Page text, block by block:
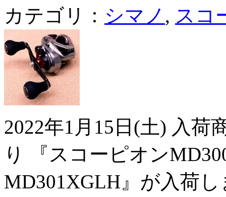
カテゴリ： シマノ , スコ
2022年1月15日(土) 入荷
り 『スコーピオン
MD301XGLH』が入荷